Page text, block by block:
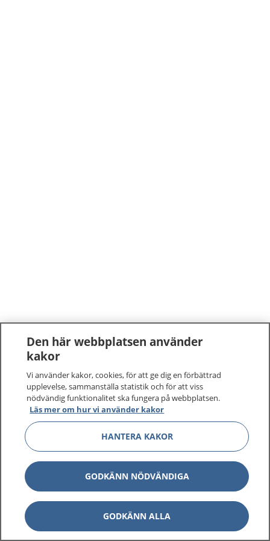
Den här webbplatsen använder
kakor
Vi använder kakor, cookies, för att ge dig en förbättrad
upplevelse, sammanställa statistik och för att viss
nödvändig funktionalitet ska fungera på webbplatsen.
Läs mer om hur vi använder kakor
HANTERA KAKOR
GODKÄNN NÖDVÄNDIGA
GODKÄNN ALLA